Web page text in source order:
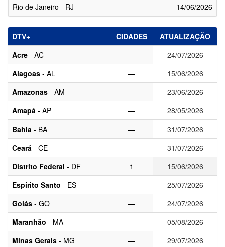
Rio de Janeiro - RJ
14/06/2026
DTV+ CIDADES
ATUALIZAÇÃO
Acre - AC —
24/07/2026
Alagoas - AL —
15/06/2026
Amazonas - AM —
23/06/2026
Amapá - AP —
28/05/2026
Bahia - BA —
31/07/2026
Ceará - CE —
31/07/2026
Distrito Federal - DF 1
15/06/2026
Espírito Santo - ES —
25/07/2026
Goiás - GO —
24/07/2026
Maranhão - MA —
05/08/2026
Minas Gerais - MG —
29/07/2026